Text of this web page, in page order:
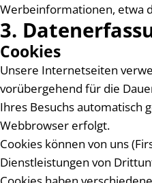
Werbeinformationen, etwa
3.
Cookies
Unsere Internetseiten
vorübergehend für die
Ihres Besuchs automatisch
Webbrowser erfolgt.
Cookies können von uns
Dienstleistungen von